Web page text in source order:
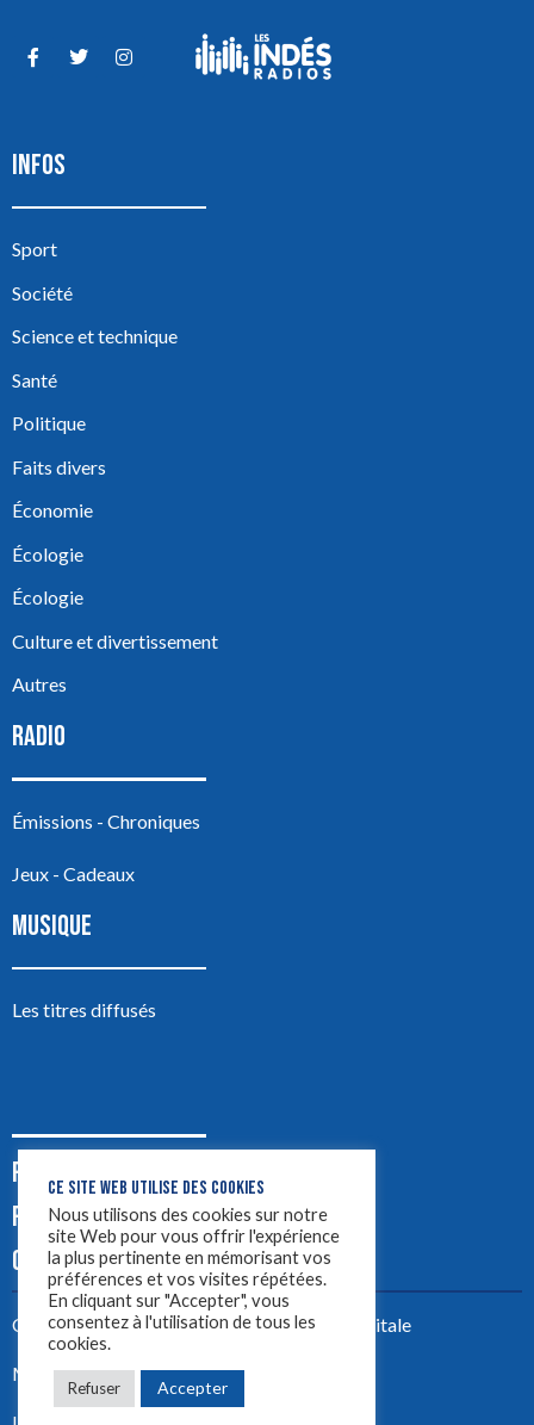
INFOS
Sport
Société
Science et technique
Santé
Politique
Faits divers
Économie
Écologie
Écologie
Culture et divertissement
Autres
RADIO
Émissions - Chroniques
Jeux - Cadeaux
MUSIQUE
Les titres diffusés
PODCASTS
PUB
CONTACT
Créez votre site avecYellowtie – Agence Digitale
Mentions légales
CE SITE WEB UTILISE DES COOKIES
Nous utilisons des cookies sur notre
site Web pour vous offrir l'expérience
la plus pertinente en mémorisant vos
préférences et vos visites répétées.
En cliquant sur "Accepter", vous
consentez à l'utilisation de tous les
cookies.
Refuser Accepter